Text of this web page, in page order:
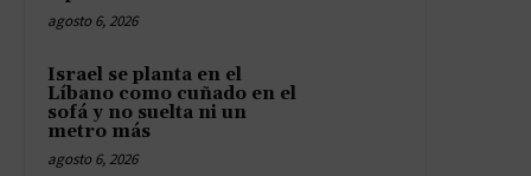
agosto 6, 2026
Israel se planta en el
Líbano como cuñado en el
sofá y no suelta ni un
metro más
agosto 6, 2026